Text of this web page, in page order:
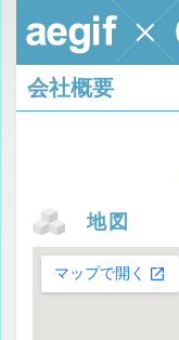
会社概要
地図